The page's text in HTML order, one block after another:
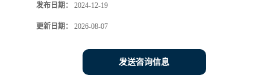
发布日期： 2024-12-19
更新日期： 2026-08-07
发送咨询信息